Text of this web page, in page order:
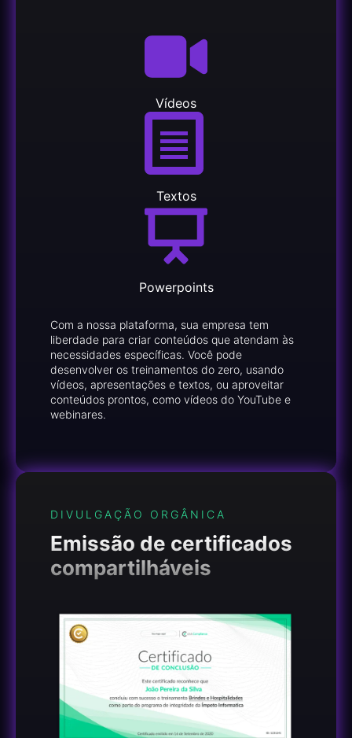
Vídeos
Textos
Powerpoints
Com a nossa plataforma, sua empresa tem
liberdade para criar conteúdos que atendam às
necessidades específicas. Você pode
desenvolver os treinamentos do zero, usando
vídeos, apresentações e textos, ou aproveitar
conteúdos prontos, como vídeos do YouTube e
webinares.
DIVULGAÇÃO ORGÂNICA
Emissão de certificados
compartilháveis